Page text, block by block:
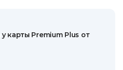
карты Premium Plus от